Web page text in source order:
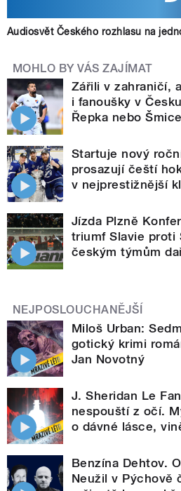
Audiosvět Českého rozhlasu na
MOHLO BY VÁS ZAJÍMAT
Zářili v zahraničí,
i fanoušky v
Řepka nebo
Startuje nový
prosazují čeští
v nejprestižnější
Jízda Plzně
triumf Slavie proti
českým týmům
NEJPOSLOUCHANĚJŠÍ
Miloš Urban:
gotický krimi
Jan Novotný
J. Sheridan Le
nespouští z očí.
o dávné lásce,
Benzína Dehtov.
Neužil v Pýchově